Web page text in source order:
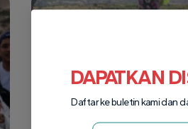
DAPATKAN
Daftar ke buletin kami dan